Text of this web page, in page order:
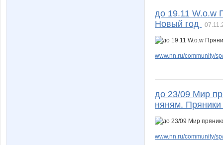
до 19.11 W.о.w
Новый год
www.nn.ru/community/
до 23/09 Мир
няням. Пряники
www.nn.ru/community/